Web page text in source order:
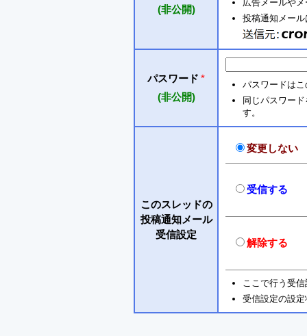
(非公開)
広告メールや
投稿通知メー
パスワード *
(非公開)
パスワードは
同じパスワー
す。
このスレッドの
投稿通知メール
受信設定
変更しない
受信する
解除する
ここで行う受
受信設定の設